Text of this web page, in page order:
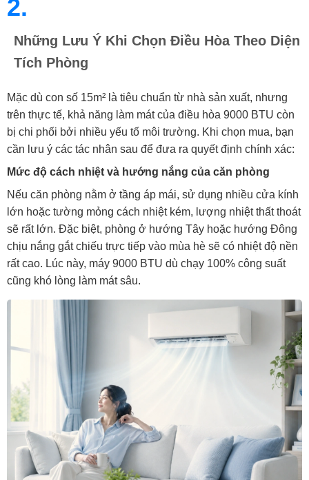
2.
Những Lưu Ý Khi Chọn Điều Hòa Theo Diện
Tích Phòng
Mặc dù con số 15m² là tiêu chuẩn từ nhà sản xuất, nhưng
trên thực tế, khả năng làm mát của điều hòa 9000 BTU còn
bị chi phối bởi nhiều yếu tố môi trường. Khi chọn mua, bạn
cần lưu ý các tác nhân sau để đưa ra quyết định chính xác:
Mức độ cách nhiệt và hướng nắng của căn phòng
Nếu căn phòng nằm ở tầng áp mái, sử dụng nhiều cửa kính
lớn hoặc tường mỏng cách nhiệt kém, lượng nhiệt thất thoát
sẽ rất lớn. Đặc biệt, phòng ở hướng Tây hoặc hướng Đông
chịu nắng gắt chiếu trực tiếp vào mùa hè sẽ có nhiệt độ nền
rất cao. Lúc này, máy 9000 BTU dù chạy 100% công suất
cũng khó lòng làm mát sâu.